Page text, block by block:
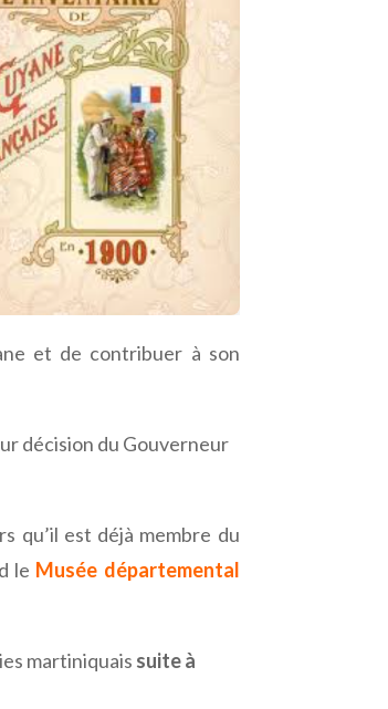
et de contribuer à son
décision du Gouverneur
qu’il est déjà membre du
le Musée départemental
martiniquais suite à